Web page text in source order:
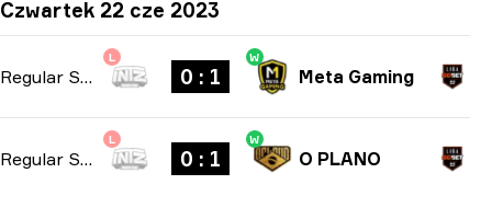
Czwartek 22 cze 2023
Regular Season -bo1
L
0 : 1
W
Meta Gaming
Regular Season -bo1
L
0 : 1
W
O PLANO